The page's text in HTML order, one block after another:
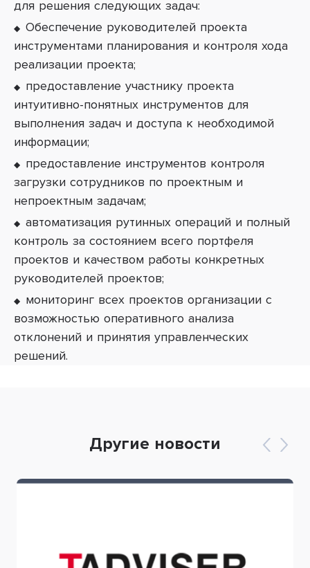
для решения следующих задач:
Обеспечение руководителей проекта
инструментами планирования и контроля хода
реализации проекта;
предоставление участнику проекта
интуитивно-понятных инструментов для
выполнения задач и доступа к необходимой
информации;
предоставление инструментов контроля
загрузки сотрудников по проектным и
непроектным задачам;
автоматизация рутинных операций и полный
контроль за состоянием всего портфеля
проектов и качеством работы конкретных
руководителей проектов;
мониторинг всех проектов организации с
возможностью оперативного анализа
отклонений и принятия управленческих
решений.
Другие новости